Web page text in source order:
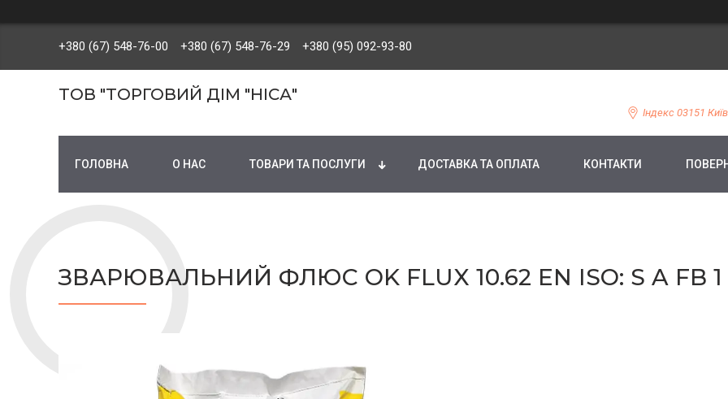
+380 (67) 548-76-00 +380 (67) 548-76-29 +380 (95) 092-93-80
ТОВ "ТОРГОВИЙ ДІМ "НІСА"
Індекс 03151
ГОЛОВНА О НАС ТОВАРИ ТА ПОСЛУГИ ДОСТАВКА ТА ОПЛАТА КОНТАКТИ
ЗВАРЮВАЛЬНИЙ ФЛЮС OK FLUX 10.62 EN ISO: S A FB 1